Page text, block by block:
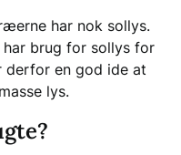
har nok sollys.
brug for sollys for
derfor en god ide at
lys.